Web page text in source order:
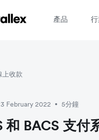
產品
上收款
February 2022 • 5分鐘
和 BACS 支付